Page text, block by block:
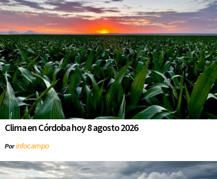
Clima en Córdoba hoy 8 agosto 2026
Porinfocampo